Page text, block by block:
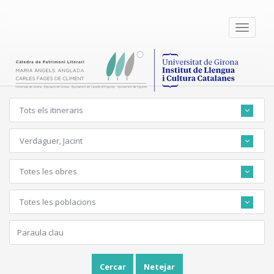
Toggle
Tots els itineraris
Verdaguer, Jacint
Totes les obres
Totes les poblacions
Cercar Netejar